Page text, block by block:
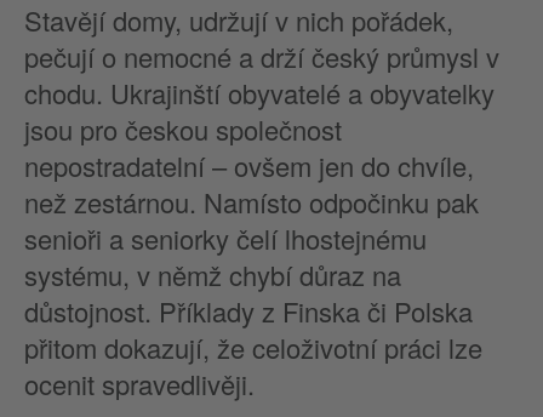
Stavějí domy, udržují v nich pořádek,
pečují o nemocné a drží český průmysl v
chodu. Ukrajinští obyvatelé a obyvatelky
jsou pro českou společnost
nepostradatelní – ovšem jen do chvíle,
než zestárnou. Namísto odpočinku pak
senioři a seniorky čelí lhostejnému
systému, v němž chybí důraz na
důstojnost. Příklady z Finska či Polska
přitom dokazují, že celoživotní práci lze
ocenit spravedlivěji.